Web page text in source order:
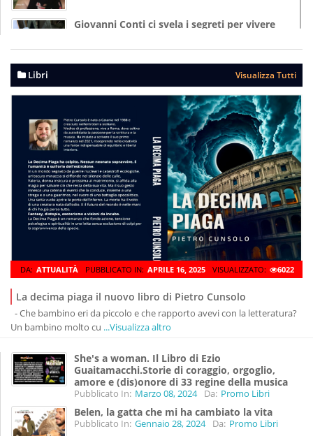
Giovanni Conti ci svela i segreti per vivere
Pubblicato In: Agosto 07, 2025 Da: Girovagando
Libri Visualizza Tutti
DA: ATTUALITÀ PUBBLICATO IN: APRILE 16, 2025 VISUALIZZATO: 6022
La decima piaga il nuovo libro di Pietro Cunsolo
- Che bambino eri da piccolo e che rapporto avevi con la letteratura?
Un bambino molto cu ...Visualizza altro
She's a woman. Il Libro di Ezio
Guaitamacchi.Storie di coraggio, orgoglio,
amore e (dis)onore di 33 regine della musica
Pubblicato In: Marzo 08, 2024 Da: Promo Libri
Belen, la gatta che mi ha cambiato la vita
Pubblicato In: Gennaio 28, 2024 Da: Promo Libri